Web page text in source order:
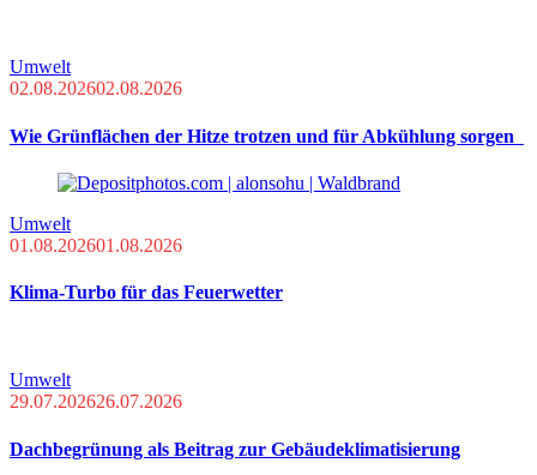
Umwelt
02.08.202602.08.2026
Wie Grünflächen der Hitze trotzen und für Abkühlung sorgen
Umwelt
01.08.202601.08.2026
Klima-Turbo für das Feuerwetter
Umwelt
29.07.202626.07.2026
Dachbegrünung als Beitrag zur Gebäudeklimatisierung